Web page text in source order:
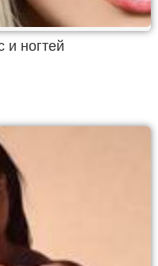
и ногтей